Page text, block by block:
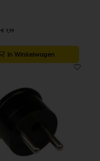
€ 1,19
In Winkelwagen